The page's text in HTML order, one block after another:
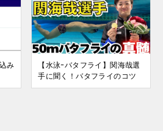
み
【水泳ｰバタフライ】関海哉選
手に聞く！バタフライのコツ